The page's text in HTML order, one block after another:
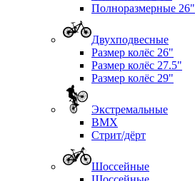
Полноразмерные 26"
Двухподвесные
Размер колёс 26"
Размер колёс 27.5"
Размер колёс 29"
Экстремальные
BMX
Стрит/дёрт
Шоссейные